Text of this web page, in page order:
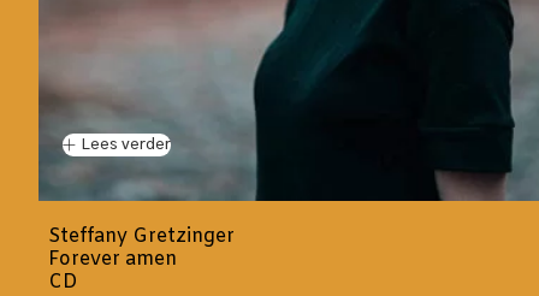
Lees verder
Steffany Gretzinger
Forever amen
CD